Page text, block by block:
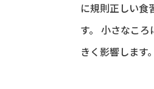
に規則正しい食
す。 小さなこ
きく影響します。